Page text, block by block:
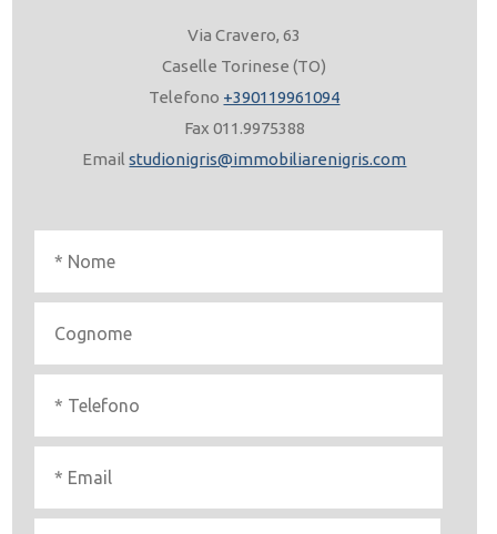
Via Cravero, 63
Caselle Torinese (TO)
Telefono +390119961094
Fax 011.9975388
Emailstudionigris@immobiliarenigris.com